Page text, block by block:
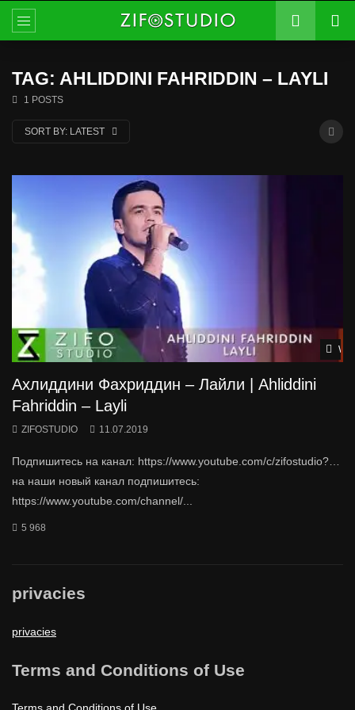
TAG: AHLIDDINI FAHRIDDIN – LAYLI
1 POSTS
SORT BY: LATEST
Ахлиддини Фахриддин – Лайли | Ahliddini
Fahriddin – Layli
ZIFOSTUDIO 11.07.2019
Подпишитесь на канал: https://www.youtube.com/c/zifostudio?…
на наши новый канал подпишитесь:
https://www.youtube.com/channel/...
5 968
privacies
privacies
Terms and Conditions of Use